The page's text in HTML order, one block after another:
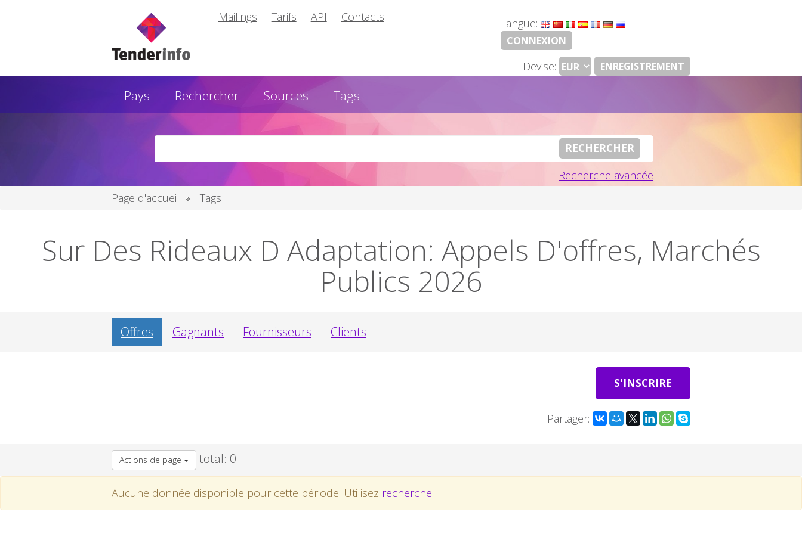
Mailings Tarifs API Contacts Langue:
CONNEXION
Devise: ENREGISTREMENT
Pays Rechercher Sources Tags
Recherche avancée
Page d'accueil
Tags
Sur Des Rideaux D Adaptation: Appels D'offres, Marchés
Publics 2026
Offres Gagnants Fournisseurs Clients
S'INSCRIRE
Partager:
Actions de page total: 0
Aucune donnée disponible pour cette période. Utilisez recherche